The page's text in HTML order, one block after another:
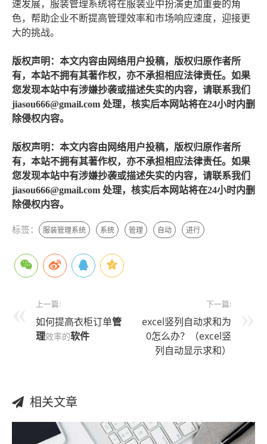
速发展，服装管理系统将在服装业中扮演更加重要的角
色，帮助企业不断提高管理效率和市场响应速度，迎接更
大的挑战。
版权声明：本文内容由网络用户投稿，版权归原作者所
有，本站不拥有其著作权，亦不承担相应法律责任。如果
您发现本站中有涉嫌抄袭或描述失实的内容，请联系我们
jiasou666@gmail.com 处理，核实后本网站将在24小时内删
除侵权内容。
版权声明：本文内容由网络用户投稿，版权归原作者所
有，本站不拥有其著作权，亦不承担相应法律责任。如果
您发现本站中有涉嫌抄袭或描述失实的内容，请联系我们
jiasou666@gmail.com 处理，核实后本网站将在24小时内删
除侵权内容。
标签： 服装管理系统 系统 管理 自动 进行
上一篇:
如何提高衣柜订单管
理效率的软件
下一篇:
excel竖列自动求和为
0怎么办？（excel竖
列自动显示求和）
相关文章